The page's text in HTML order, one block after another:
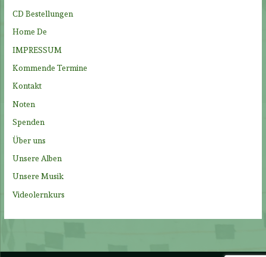
h
:
CD Bestellungen
Home De
IMPRESSUM
Kommende Termine
Kontakt
Noten
Spenden
Über uns
Unsere Alben
Unsere Musik
Videolernkurs